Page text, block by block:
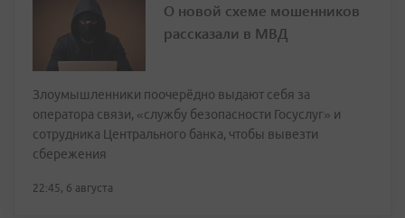
О новой схеме мошенников
рассказали в МВД
Злоумышленники поочерёдно выдают себя за
оператора связи, «службу безопасности Госуслуг» и
сотрудника Центрального банка, чтобы вывезти
сбережения
22:45, 6 августа